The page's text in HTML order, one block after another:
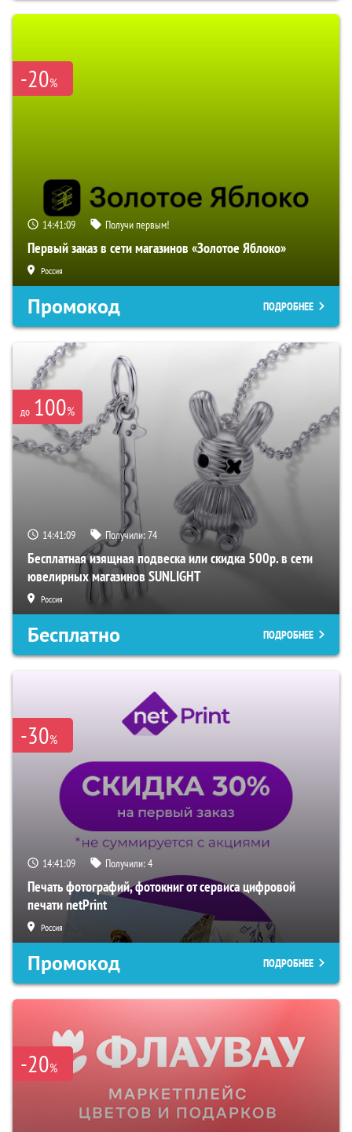
-20%
14:41:08 Получи первым!
Первый заказ в сети магазинов «Золотое Яблоко»
Россия
Промокод ПОДРОБНЕЕ
до 100%
14:41:08 Получили:74
Бесплатная изящная подвеска или скидка 500р. в сети
ювелирных магазинов SUNLIGHT
Россия
Бесплатно ПОДРОБНЕЕ
-30%
14:41:08 Получили:4
Печать фотографий, фотокниг от сервиса цифровой
печати netPrint
Россия
Промокод ПОДРОБНЕЕ
-20%